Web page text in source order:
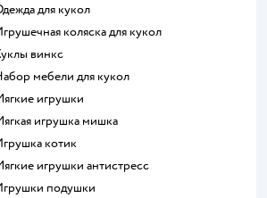
Одежда для кукол
Игрушечная коляска для кукол
Куклы винкс
Набор мебели для кукол
Мягкие игрушки
Мягкая игрушка мишка
Игрушка котик
Мягкие игрушки антистресс
Игрушки подушки